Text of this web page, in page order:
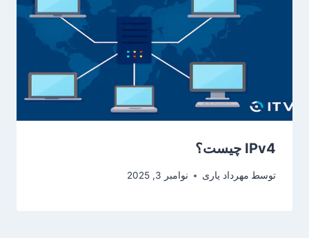
IPv4 چیست؟
توسط مهرداد یاری نوامبر 3, 2025